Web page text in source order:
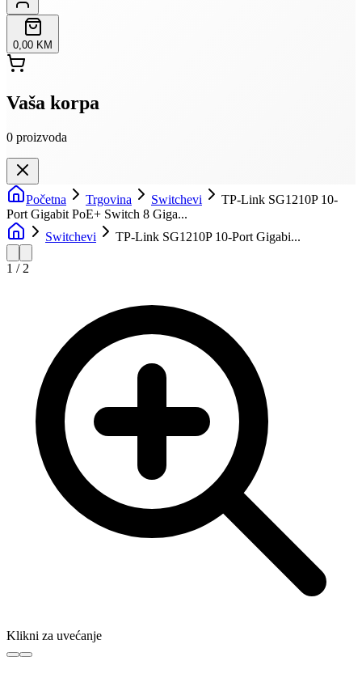
0,00 KM
Vaša korpa
0 proizvoda
Početna Trgovina Switchevi
TP-Link SG1210P 10-
Port Gigabit PoE+ Switch 8 Giga...
Switchevi
TP-Link SG1210P 10-Port Gigabi...
1 / 2
Klikni za uvećanje